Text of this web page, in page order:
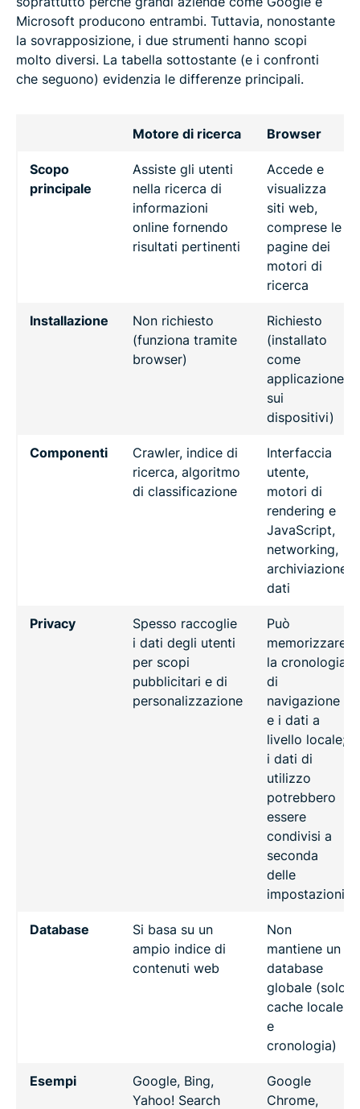
Microsoft producono entrambi. Tuttavia, nonostante
la sovrapposizione, i due strumenti hanno scopi
molto diversi. La tabella sottostante (e i confronti
che seguono) evidenzia le differenze principali.
Motore di ricerca Browser
Scopo
principale
Assiste gli utenti
nella ricerca di
informazioni
online fornendo
risultati pertinenti
Accede e
visualizza
siti web,
comprese le
pagine dei
motori di
ricerca
Installazione
Non richiesto
(funziona tramite
browser)
Richiesto
(installato
come
applicazione
sui
dispositivi)
Componenti
Crawler, indice di
ricerca, algoritmo
di classificazione
Interfaccia
utente,
motori di
rendering e
JavaScript,
networking,
archiviazione
dati
Privacy
Spesso raccoglie
i dati degli utenti
per scopi
pubblicitari e di
personalizzazione
Può
memorizzare
la cronologia
di
navigazione
e i dati a
livello locale;
i dati di
utilizzo
potrebbero
essere
condivisi a
seconda
delle
impostazioni
Database
Si basa su un
ampio indice di
contenuti web
Non
mantiene un
database
globale (solo
cache locale
e
cronologia)
Esempi
Google, Bing,
Yahoo! Search
Google
Chrome,